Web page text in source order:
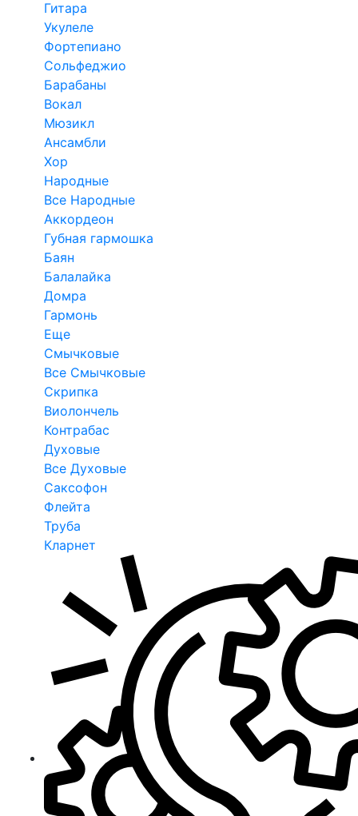
Гитара
Укулеле
Фортепиано
Сольфеджио
Барабаны
Вокал
Мюзикл
Ансамбли
Хор
Народные
Все Народные
Аккордеон
Губная гармошка
Баян
Балалайка
Домра
Гармонь
Еще
Смычковые
Все Смычковые
Скрипка
Виолончель
Контрабас
Духовые
Все Духовые
Саксофон
Флейта
Труба
Кларнет